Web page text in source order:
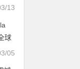
落13
球
05